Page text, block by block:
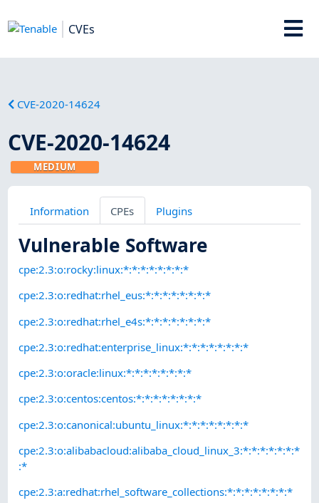
CVEs
CVE-2020-14624
CVE-2020-14624
MEDIUM
Information CPEs Plugins
Vulnerable Software
cpe:2.3:o:rocky:linux:*:*:*:*:*:*:*:*
cpe:2.3:o:redhat:rhel_eus:*:*:*:*:*:*:*:*
cpe:2.3:o:redhat:rhel_e4s:*:*:*:*:*:*:*:*
cpe:2.3:o:redhat:enterprise_linux:*:*:*:*:*:*:*:*
cpe:2.3:o:oracle:linux:*:*:*:*:*:*:*:*
cpe:2.3:o:centos:centos:*:*:*:*:*:*:*:*
cpe:2.3:o:canonical:ubuntu_linux:*:*:*:*:*:*:*:*
cpe:2.3:o:alibabacloud:alibaba_cloud_linux_3:*:*:*:*:*:*:*
:*
cpe:2.3:a:redhat:rhel_software_collections:*:*:*:*:*:*:*:*